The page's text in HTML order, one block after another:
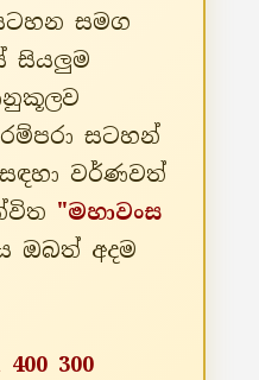
සමග
සියලුම
සටහන්
වර්ණවත්
"මහාවංස
ඔබත් අදම
400 300